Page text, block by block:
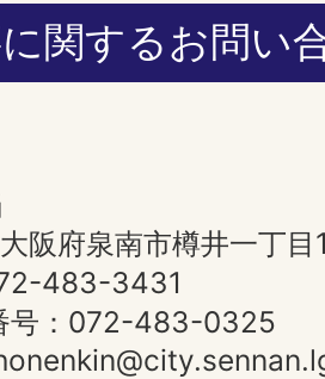
関するお問い
阪府泉南市樽井一丁目
483-3431
号：072-483-0325